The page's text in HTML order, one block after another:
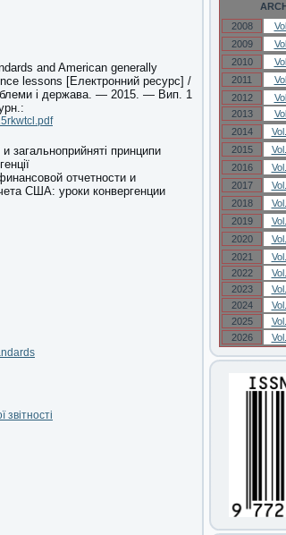
and American generally
lessons [Електронний ресурс] /
і держава. — 2015. — Вип. 1
и загальноприйняті принципи
отчетности и
США: уроки конвергенции
2008
2009
2010
2011
2012
2013
2014
2015
2016
2017
2018
2019
2020
2021
2022
2023
2024
2025
2026